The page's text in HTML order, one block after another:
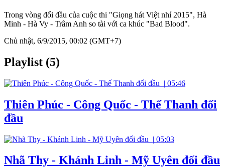
Trong vòng đối đầu của cuộc thi "Giọng hát Việt nhí 2015", Hà
Minh - Hà Vy - Trâm Anh so tài với ca khúc "Bad Blood".
Chủ nhật, 6/9/2015, 00:02 (GMT+7)
Playlist (5)
| 05:46
Thiên Phúc - Công Quốc - Thế Thanh đối
đầu
| 05:03
Nhã Thy - Khánh Linh - Mỹ Uyên đối đầu